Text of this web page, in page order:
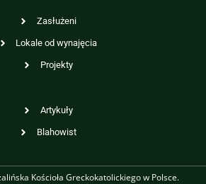
Zasłużeni
Lokale od wynajęcia
Projekty
Artykuły
Blahowist
Kościoła Greckokatolickiego w Polsce.